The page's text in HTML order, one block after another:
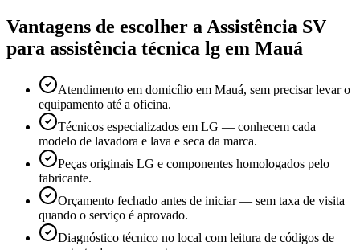
Vantagens de escolher a Assistência SV
para assistência técnica lg em Mauá
Atendimento em domicílio em Mauá, sem precisar levar o
equipamento até a oficina.
Técnicos especializados em LG — conhecem cada
modelo de lavadora e lava e seca da marca.
Peças originais LG e componentes homologados pelo
fabricante.
Orçamento fechado antes de iniciar — sem taxa de visita
quando o serviço é aprovado.
Diagnóstico técnico no local com leitura de códigos de